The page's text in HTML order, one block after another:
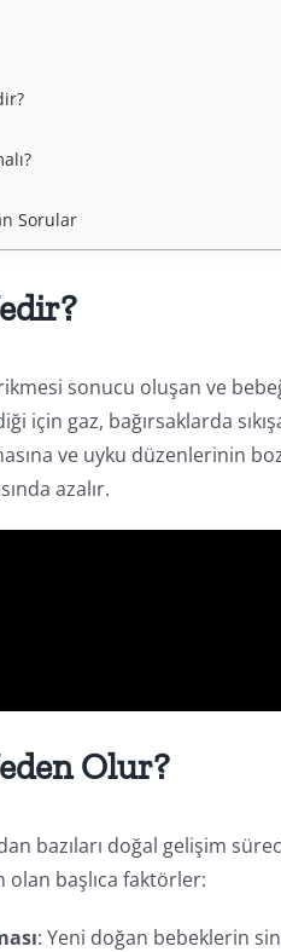
Sorular
sonucu oluşan ve
için gaz, bağırsaklarda
ve uyku düzenlerinin
azalır.
Olur?
bazıları doğal gelişim
olan başlıca faktörler:
: Yeni doğan bebeklerin